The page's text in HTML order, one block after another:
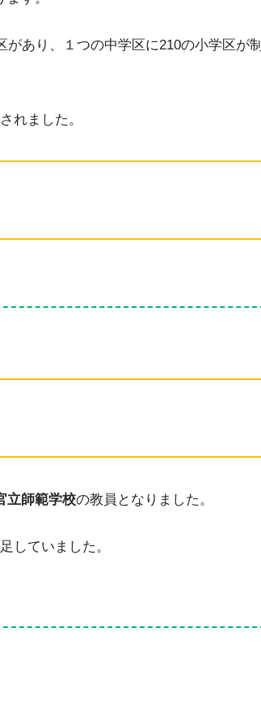
あり、１つの中学区に210の小学区が制
れました。
立師範学校の教員となりました。
していました。